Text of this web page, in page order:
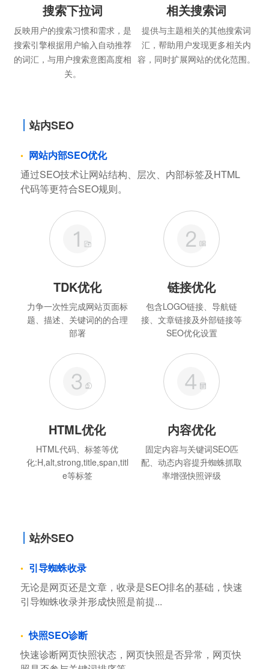
搜索下拉词
反映用户的搜索习惯和需求，是
搜索引擎根据用户输入自动推荐
的词汇，与用户搜索意图高度相
关。
相关搜索词
提供与主题相关的其他搜索词
汇，帮助用户发现更多相关内
容，同时扩展网站的优化范围。
站内SEO
网站内部SEO优化
通过SEO技术让网站结构、层次、内部标签及HTML
代码等更符合SEO规则。
TDK优化
力争一次性完成网站页面标
题、描述、关键词的的合理
部署
链接优化
包含LOGO链接、导航链
接、文章链接及外部链接等
SEO优化设置
HTML优化
HTML代码、标签等优
化:H,alt,strong,title,span,titl
e等标签
内容优化
固定内容与关键词SEO匹
配、动态内容提升蜘蛛抓取
率增强快照评级
站外SEO
引导蜘蛛收录
无论是网页还是文章，收录是SEO排名的基础，快速
引导蜘蛛收录并形成快照是前提...
快照SEO诊断
快速诊断网页快照状态，网页快照是否异常，网页快